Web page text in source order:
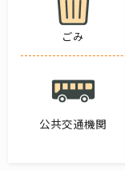
ごみ
公共交通機関